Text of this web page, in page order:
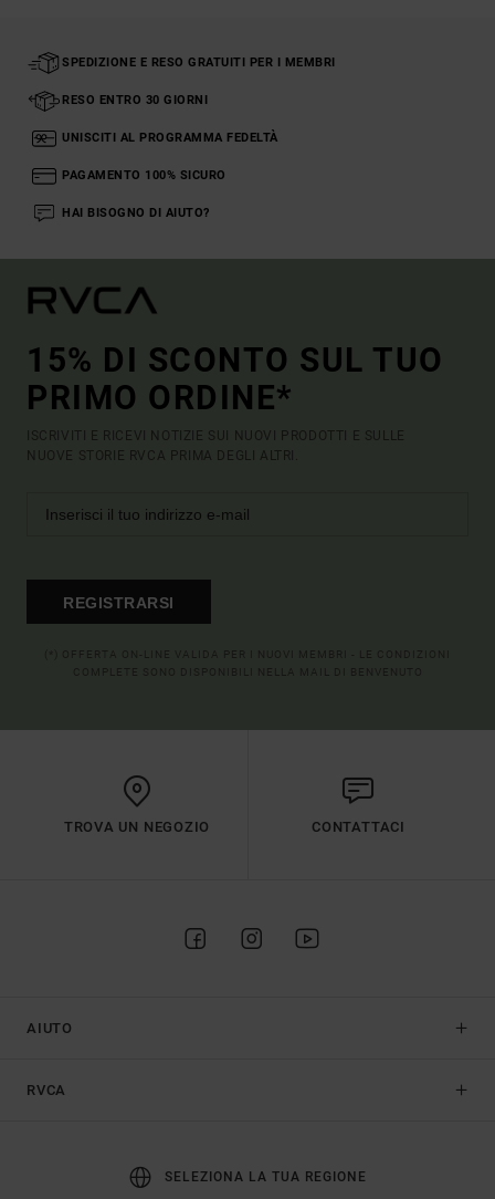
SPEDIZIONE E RESO GRATUITI PER I MEMBRI
RESO ENTRO 30 GIORNI
UNISCITI AL PROGRAMMA FEDELTÀ
PAGAMENTO 100% SICURO
HAI BISOGNO DI AIUTO?
15% DI SCONTO SUL TUO
PRIMO ORDINE*
ISCRIVITI E RICEVI NOTIZIE SUI NUOVI PRODOTTI E SULLE
NUOVE STORIE RVCA PRIMA DEGLI ALTRI.
REGISTRARSI
TROVA UN NEGOZIO CONTATTACI
AIUTO
RVCA
SELEZIONA LA TUA REGIONE